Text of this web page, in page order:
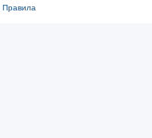
Правила